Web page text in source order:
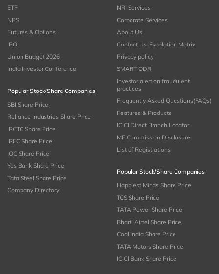
ETF
NPS
Futures & Options
IPO
Union Budget 2026
India Investor Conference
Popular Stock/Share Companies
SBI Share Price
Reliance Industries Share Price
IRCTC Share Price
IRFC Share Price
IOC Share Price
Yes Bank Share Price
Tata Steel Share Price
Company Directory
NRI Services
Corporate Services
About Us
Contact Us-Escalation Matrix
Privacy policy
SMART ODR
Investor alert on fraudulent
practices
Frequently Asked Questions(FAQs)
Features & Products
ICICI Direct Branch Locator
MF Commission Disclosure
List of Registrations
Popular Stock/Share Companies
Happiest Minds Share Price
TCS Share Price
TATA Power Share Price
Bharti Airtel Share Price
Coal India Share Price
TATA Motors Share Price
ICICI Bank Share Price